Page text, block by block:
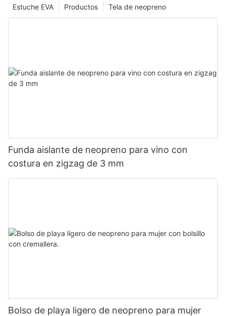
Tela de neopreno
Productos
Estuche EVA
Funda aislante de neopreno para vino con
costura en zigzag de 3 mm
Bolso de playa ligero de neopreno para mujer